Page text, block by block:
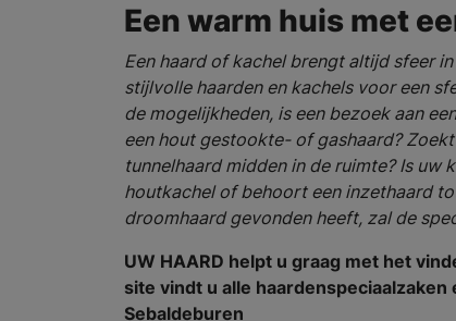
Een warm huis met
Een haard of kachel brengt altijd sfeer
stijlvolle haarden en kachels voor een
de mogelijkheden, is een bezoek aan
een hout gestookte- of gashaard?
tunnelhaard midden in de ruimte? Is uw
houtkachel of behoort een inzethaard
droomhaard gevonden heeft, zal de
UW HAARD helpt u graag met het
site vindt u alle
Sebaldeburen